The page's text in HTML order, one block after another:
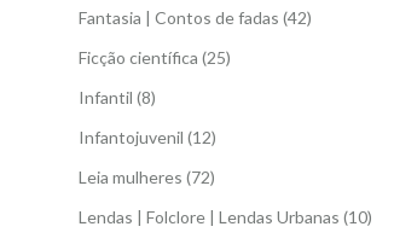
Fantasia | Contos de fadas (42)
Ficção científica (25)
Infantil (8)
Infantojuvenil (12)
Leia mulheres (72)
Lendas | Folclore | Lendas Urbanas (10)